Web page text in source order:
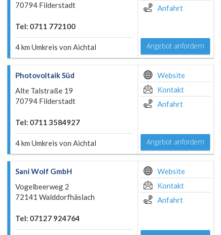
70794 Filderstadt
Tel: 0711 772100
4 km Umkreis von Aichtal
Anfahrt
Angebot anfordern
Photovoltaik Süd
Alte Talstraße 19
70794 Filderstadt
Tel: 0711 3584927
4 km Umkreis von Aichtal
Website
Kontakt
Anfahrt
Angebot anfordern
Sani Wolf GmbH
Vogelbeerweg 2
72141 Walddorfhäslach
Tel: 07127 924764
Website
Kontakt
Anfahrt